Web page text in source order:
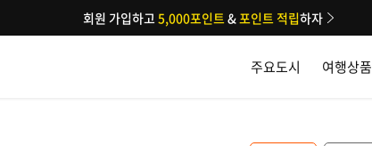
주요도시 여행상품
회원 가입하고5,000포인트&포인트 적립하자